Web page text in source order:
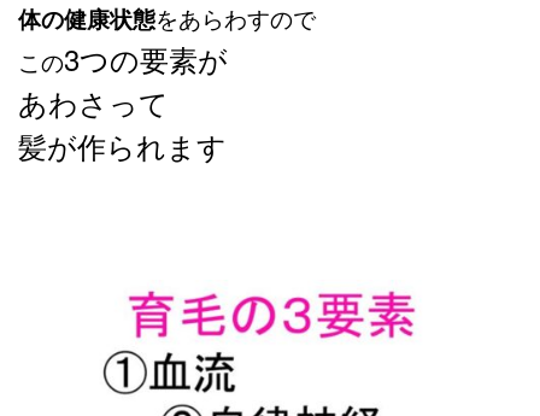
体の健康状態をあらわすので
この3つの要素が
あわさって
髪が作られます